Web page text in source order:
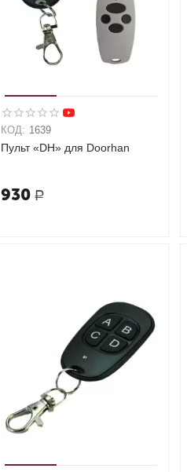
КОД: 1639
Пульт «DH» для Doorhan
930 Р